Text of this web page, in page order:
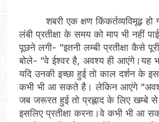
शबरी एक क्षण किंकर्तव्यविमूढ़ हो
लंबी प्रतीक्षा के समय को माप भी नहीं
पूछने लगी- “इतनी लम्बी प्रतीक्षा कैसे
बोले- “वे ईश्वर है, अवश्य ही आएंगे।यह
यदि उनकी इच्छा हुई तो काल दर्शन के
कभी भी आ सकते है। लेकिन आएंगे
जब जरूरत हुई तो प्रह्लाद के लिए खम्बे
इसलिए प्रतीक्षा करना।वे कभी भी आ